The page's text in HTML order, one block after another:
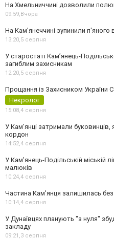
На Хмельниччині дозволили
09:59,Вчора
На Камʼянеччині зупинили п'яного
13:20,5 серпня
У старостаті Кам’янець-
загиблим захисникам
12:20,5 серпня
Прощання із Захисником України
Некролог
15:08,4 серпня
У Кам’янці затримали буковинців,
кордон
14:52,4 серпня
У Кам’янець-Подільській міській
малюків
10:24,4 серпня
Частина Кам'янця залишилась
10:14,4 серпня
У Дунаївцях планують "з нуля"
закладу
09:21,3 серпня